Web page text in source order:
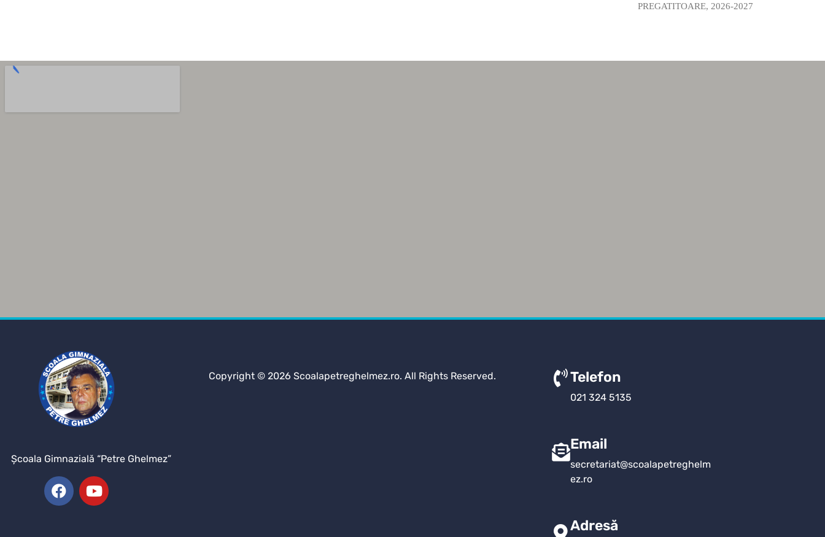
PREGATITOARE, 2026-2027
Şcoala Gimnazială “Petre Ghelmez”
Copyright © 2026 Scoalapetreghelmez.ro. All Rights Reserved. Telefon
021 324 5135
Email
secretariat@scoalapetreghelm
ez.ro
Adresă